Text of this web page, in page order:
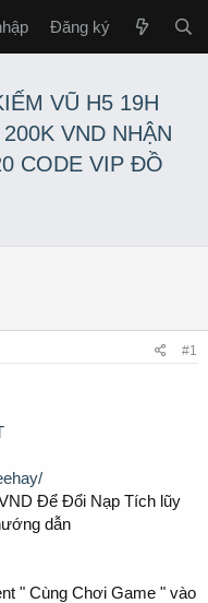
Đăng ký
VŨ H5 19H
VND NHẬN
CODE VIP ĐỒ
#1
Để Đổi Nạp Tích lũy
dẫn
" Cùng Chơi Game " vào